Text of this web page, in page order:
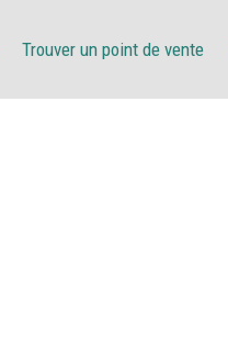
Trouver un point de vente